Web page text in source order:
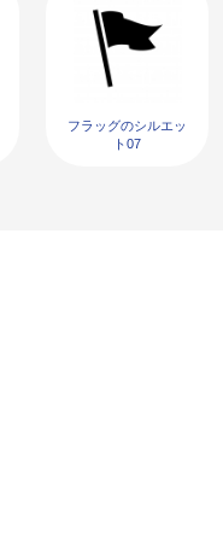
フラッグのシルエッ
ト07